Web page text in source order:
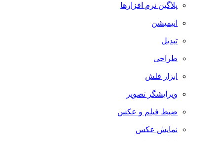
پلاگین نرم افزارها
انیمیشن
تبدیل
طراحی
ابزار فلش
ویرایشگر تصویر
ضبط فيلم و عكس
نمایش عکس